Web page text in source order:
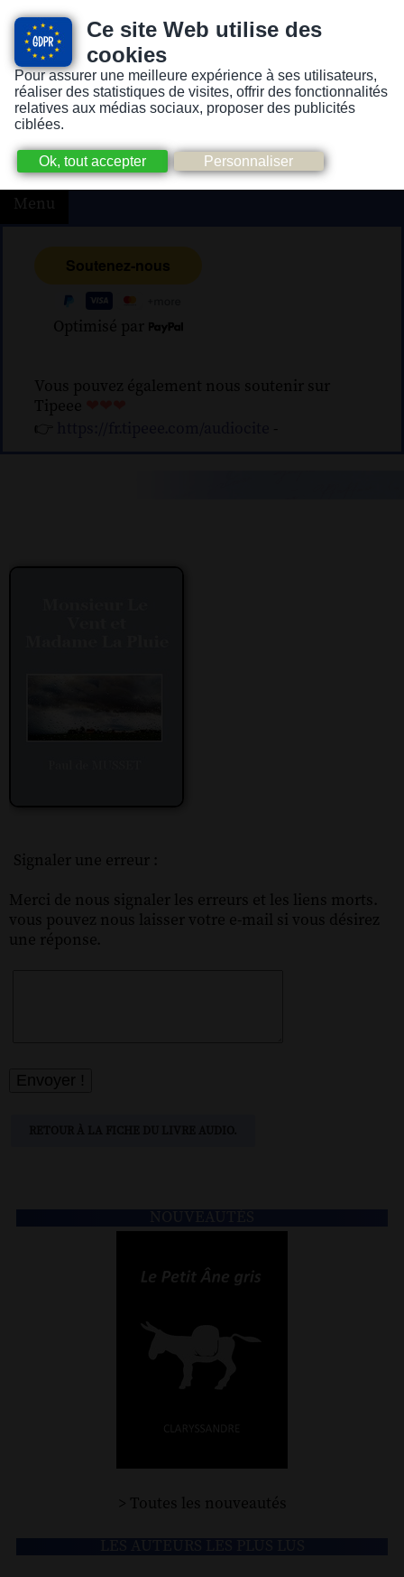
Ce site Web utilise des
cookies
Pour assurer une meilleure expérience à ses utilisateurs,
réaliser des statistiques de visites, offrir des fonctionnalités
relatives aux médias sociaux, proposer des publicités
ciblées.
Version pour personnes mal-voyantes ou non-voyantes
Menu
Optimisé par
Vous pouvez également nous soutenir sur
Tipeee
👉
-
Signaler une erreur :
Merci de nous signaler les erreurs et les liens morts.
vous pouvez nous laisser votre e-mail si vous désirez
une réponse.
> Toutes les nouveautés